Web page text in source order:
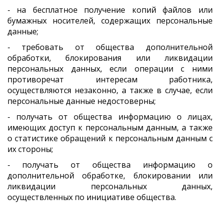
- на бесплатное получение копий файлов или
бумажных носителей, содержащих персональные
данные;
- требовать от общества дополнительной
обработки, блокирования или ликвидации
персональных данных, если операции с ними
противоречат интересам работника,
осуществляются незаконно, а также в случае, если
персональные данные недостоверны;
- получать от общества информацию о лицах,
имеющих доступ к персональным данным, а также
о статистике обращений к персональным данным с
их стороны;
- получать от общества информацию о
дополнительной обработке, блокировании или
ликвидации персональных данных,
осуществленных по инициативе общества.